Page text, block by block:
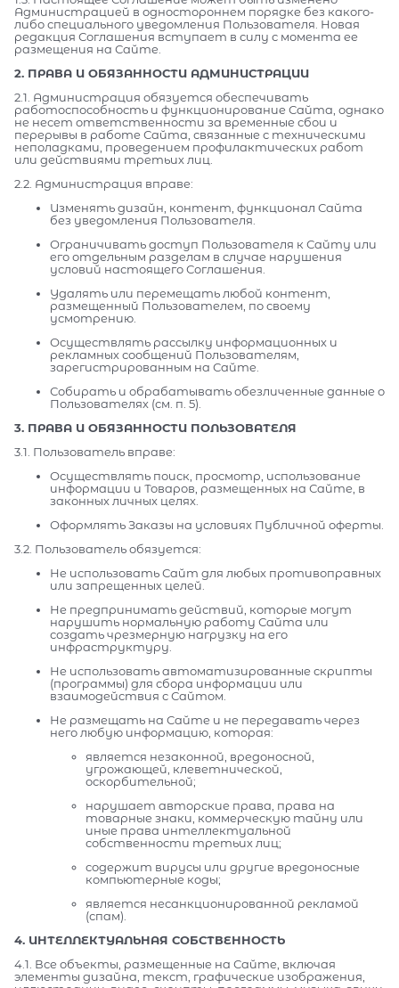
Администрацией в одностороннем порядке без какого-
либо специального уведомления Пользователя. Новая
редакция Соглашения вступает в силу с момента ее
размещения на Сайте.
2. ПРАВА И ОБЯЗАННОСТИ АДМИНИСТРАЦИИ
2.1. Администрация обязуется обеспечивать
работоспособность и функционирование Сайта, однако
не несет ответственности за временные сбои и
перерывы в работе Сайта, связанные с техническими
неполадками, проведением профилактических работ
или действиями третьих лиц.
2.2. Администрация вправе:
Изменять дизайн, контент, функционал Сайта
без уведомления Пользователя.
Ограничивать доступ Пользователя к Сайту или
его отдельным разделам в случае нарушения
условий настоящего Соглашения.
Удалять или перемещать любой контент,
размещенный Пользователем, по своему
усмотрению.
Осуществлять рассылку информационных и
рекламных сообщений Пользователям,
зарегистрированным на Сайте.
Собирать и обрабатывать обезличенные данные о
Пользователях (см. п. 5).
3. ПРАВА И ОБЯЗАННОСТИ ПОЛЬЗОВАТЕЛЯ
3.1. Пользователь вправе:
Осуществлять поиск, просмотр, использование
информации и Товаров, размещенных на Сайте, в
законных личных целях.
Оформлять Заказы на условиях Публичной оферты.
3.2. Пользователь обязуется:
Не использовать Сайт для любых противоправных
или запрещенных целей.
Не предпринимать действий, которые могут
нарушить нормальную работу Сайта или
создать чрезмерную нагрузку на его
инфраструктуру.
Не использовать автоматизированные скрипты
(программы) для сбора информации или
взаимодействия с Сайтом.
Не размещать на Сайте и не передавать через
него любую информацию, которая:
является незаконной, вредоносной,
угрожающей, клеветнической,
оскорбительной;
нарушает авторские права, права на
товарные знаки, коммерческую тайну или
иные права интеллектуальной
собственности третьих лиц;
содержит вирусы или другие вредоносные
компьютерные коды;
является несанкционированной рекламой
(спам).
4. ИНТЕЛЛЕКТУАЛЬНАЯ СОБСТВЕННОСТЬ
4.1. Все объекты, размещенные на Сайте, включая
элементы дизайна, текст, графические изображения,